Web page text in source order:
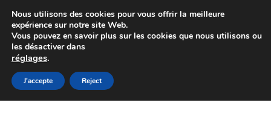
Colissimo livraison à partir de 7 EUR
Du lundi au vendredi de 9 h à 16 h
Aller
à
Aller
au
Nous utilisons des cookies pour vous offrir la meilleure
expérience sur notre site Web.
Vous pouvez en savoir plus sur les cookies que nous utilisons ou
les désactiver dans
réglages.
J'accepte Reject